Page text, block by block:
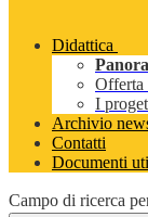
Didattica
Offerta
I
Archivio
Contatti
Documenti
Campo di ricerca